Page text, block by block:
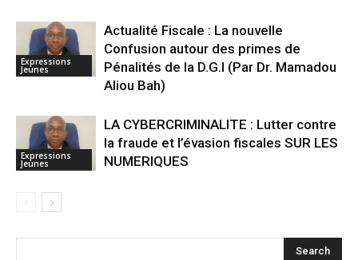
Expressions
Jeunes
Actualité Fiscale : La nouvelle
Confusion autour des primes de
Pénalités de la D.G.I (Par Dr. Mamadou
Aliou Bah)
Expressions
Jeunes
LA CYBERCRIMINALITE : Lutter contre
la fraude et l’évasion fiscales SUR LES
NUMERIQUES